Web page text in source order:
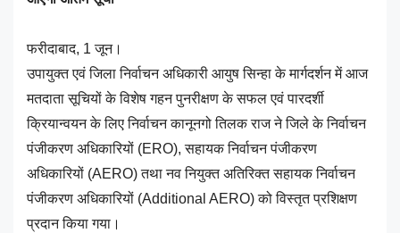
फरीदाबाद, 1 जून।
उपायुक्त एवं जिला निर्वाचन अधिकारी आयुष सिन्हा के मार्गदर्शन में आज
मतदाता सूचियों के विशेष गहन पुनरीक्षण के सफल एवं पारदर्शी
क्रियान्वयन के लिए निर्वाचन कानूनगो तिलक राज ने जिले के निर्वाचन
पंजीकरण अधिकारियों (ERO), सहायक निर्वाचन पंजीकरण
अधिकारियों (AERO) तथा नव नियुक्त अतिरिक्त सहायक निर्वाचन
पंजीकरण अधिकारियों (Additional AERO) को विस्तृत प्रशिक्षण
प्रदान किया गया।